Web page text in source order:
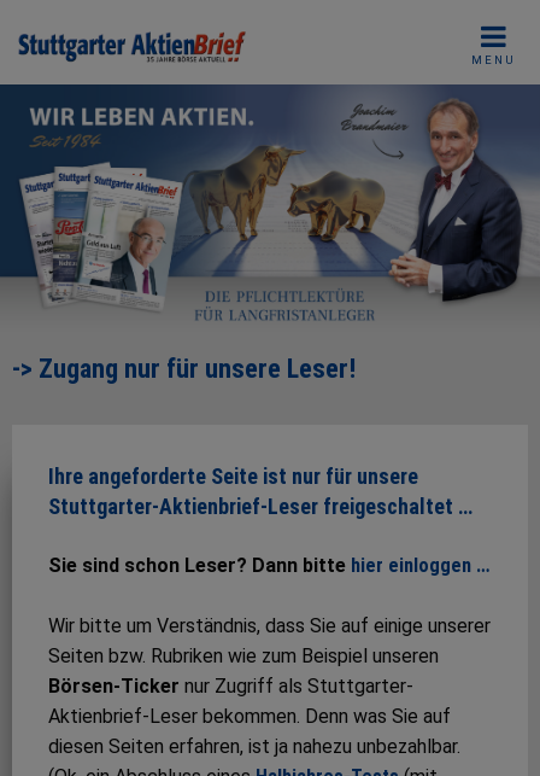
MENU
-> Zugang nur für unsere Leser!
Ihre angeforderte Seite ist nur für unsere
Stuttgarter-Aktienbrief-Leser freigeschaltet …
Sie sind schon Leser? Dann bitte hier einloggen …
Wir bitte um Verständnis, dass Sie auf einige unserer
Seiten bzw. Rubriken wie zum Beispiel unseren
Börsen-Ticker nur Zugriff als Stuttgarter-
Aktienbrief-Leser bekommen. Denn was Sie auf
diesen Seiten erfahren, ist ja nahezu unbezahlbar.